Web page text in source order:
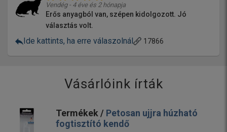
Vendég - 4 éve és 2 hónapja
Erős anyagból van, szépen kidolgozott. Jó
választás volt.
Ide kattints, ha erre válaszolnál 17866
Vásárlóink írták
Termékek / Petosan ujjra húzható
fogtisztító kendő